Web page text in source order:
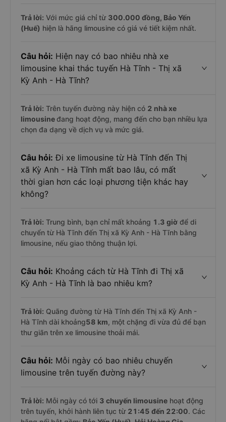
Trả lời: Với mức giá chỉ từ 300.000 đồng, Bảo Yến
(Huế) hiện là hãng limousine có giá vé tiết kiệm nhất.
Câu hỏi: Hiện nay có bao nhiêu nhà xe
limousine khai thác tuyến Hà Tĩnh - Thị xã
Kỳ Anh - Hà Tĩnh?
Trả lời: Trên tuyến đường này hiện có 2 nhà xe
limousineđang hoạt động, mang đến cho bạn nhiều lựa
chọn đa dạng về dịch vụ và mức giá.
Câu hỏi: Đi xe limousine từ Hà Tĩnh đến Thị
xã Kỳ Anh - Hà Tĩnh mất bao lâu, có mất
thời gian hơn các loại phương tiện khác hay
không?
Trả lời: Trung bình, bạn chỉ mất khoảng 1.3 giờ để di
chuyển từ Hà Tĩnh đến Thị xã Kỳ Anh - Hà Tĩnh bằng
limousine, nếu giao thông thuận lợi.
Câu hỏi: Khoảng cách từ Hà Tĩnh đi Thị xã
Kỳ Anh - Hà Tĩnh là bao nhiêu km?
Trả lời: Quãng đường từ Hà Tĩnh đến Thị xã Kỳ Anh -
Hà Tĩnh dài khoảng58 km, một chặng đi vừa đủ để bạn
thư giãn trên xe limousine thoải mái.
Câu hỏi: Mỗi ngày có bao nhiêu chuyến
limousine trên tuyến đường này?
Trả lời: Mỗi ngày có tới 3 chuyến limousine hoạt động
trên tuyến, khởi hành liên tục từ 21:45 đến 22:00. Các